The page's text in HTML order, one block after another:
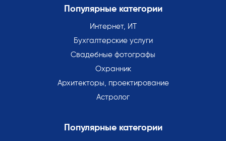
Популярные категории
Интернет, ИТ
Бухгалтерские услуги
Свадебные фотографы
Охранник
Архитекторы, проектирование
Астролог
Популярные категории